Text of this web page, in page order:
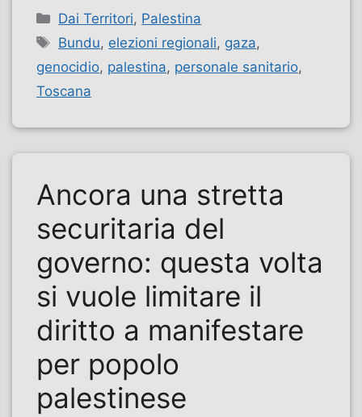
Categorie
Dai Territori, Palestina
Tag
Bundu, elezioni regionali, gaza,
genocidio, palestina, personale sanitario,
Toscana
Ancora una stretta
securitaria del
governo: questa volta
si vuole limitare il
diritto a manifestare
per popolo
palestinese